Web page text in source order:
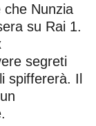
che Nunzia
su Rai 1.
segreti
spiffererà. Il